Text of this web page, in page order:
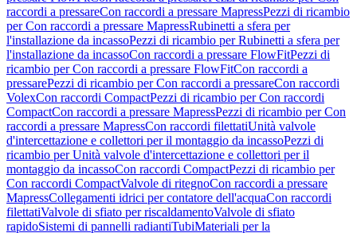
raccordi a pressareCon raccordi a pressare MapressPezzi di ricambio
per Con raccordi a pressare MapressRubinetti a sfera per
l'installazione da incassoPezzi di ricambio per Rubinetti a sfera per
l'installazione da incassoCon raccordi a pressare FlowFitPezzi di
ricambio per Con raccordi a pressare FlowFitCon raccordi a
pressarePezzi di ricambio per Con raccordi a pressareCon raccordi
VolexCon raccordi CompactPezzi di ricambio per Con raccordi
CompactCon raccordi a pressare MapressPezzi di ricambio per Con
raccordi a pressare MapressCon raccordi filettatiUnità valvole
d'intercettazione e collettori per il montaggio da incassoPezzi di
ricambio per Unità valvole d'intercettazione e collettori per il
montaggio da incassoCon raccordi CompactPezzi di ricambio per
Con raccordi CompactValvole di ritegnoCon raccordi a pressare
MapressCollegamenti idrici per contatore dell'acquaCon raccordi
filettatiValvole di sfiato per riscaldamentoValvole di sfiato
rapidoSistemi di pannelli radiantiTubiMateriali per la